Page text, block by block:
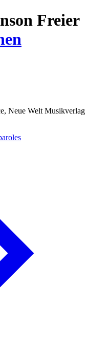
Freier
Neue Welt Musikverlag